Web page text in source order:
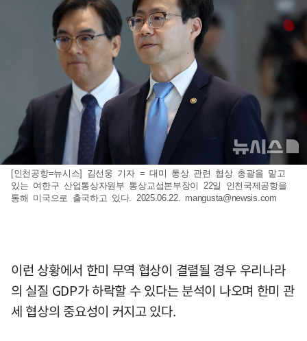
[인천공항=뉴시스] 김선웅 기자 = 대미 통상 관련 협상 총괄을 맡고
있는 여한구 산업통상자원부 통상교섭본부장이 22일 인천국제공항을
통해 미국으로 출국하고 있다. 2025.06.22. mangusta@newsis.com
이런 상황에서 한미 무역 협상이 결렬될 경우 우리나라
의 실질 GDP가 하락할 수 있다는 분석이 나오며 한미 관
세 협상의 중요성이 커지고 있다.